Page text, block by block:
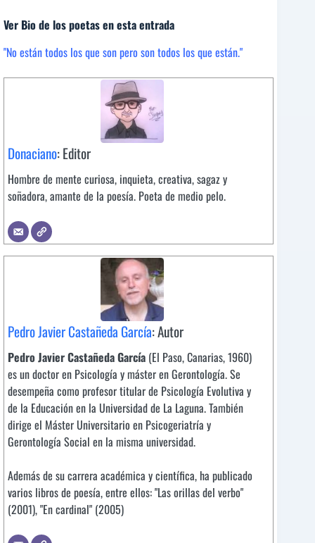
Ver Bio de los poetas en esta entrada
"No están todos los que son pero son todos los que están."
Donaciano: Editor
Hombre de mente curiosa, inquieta, creativa, sagaz y
soñadora, amante de la poesía. Poeta de medio pelo.
Pedro Javier Castañeda García: Autor
Pedro Javier Castañeda García (El Paso, Canarias, 1960)
es un doctor en Psicología y máster en Gerontología. Se
desempeña como profesor titular de Psicología Evolutiva y
de la Educación en la Universidad de La Laguna. También
dirige el Máster Universitario en Psicogeriatría y
Gerontología Social en la misma universidad.
Además de su carrera académica y científica, ha publicado
varios libros de poesía, entre ellos: "Las orillas del verbo"
(2001), "En cardinal" (2005)